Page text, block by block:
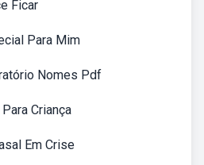
Ficar
Para Mim
Nomes Pdf
Criança
Em Crise